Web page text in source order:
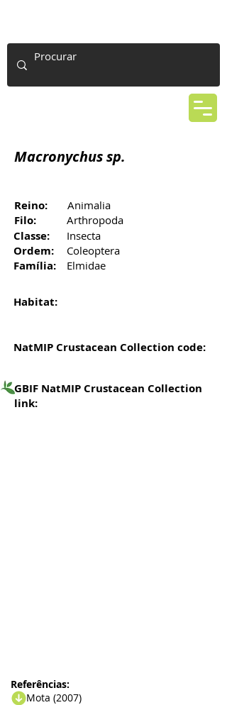
Macronychus sp.
Reino: Animalia
Filo: Arthropoda
Classe: Insecta
Ordem: Coleoptera
Família: Elmidae
Habitat:
NatMIP Crustacean Collection code:
GBIF NatMIP Crustacean Collection
link:
Referências:
Mota (2007)